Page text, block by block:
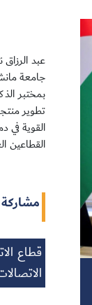
عبد
جامعة
تطوير
القوية في
القطاعين
قطاع